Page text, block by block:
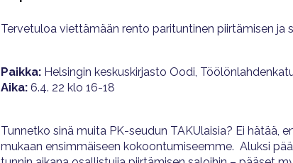
Tervetuloa viettämään rento parituntinen piirtämisen ja
Paikka: Helsingin keskuskirjasto Oodi,
Aika: 6.4. 22 klo 16-18
Tunnetko sinä muita PK-seudun TAKUlaisia? Ei hätää,
mukaan ensimmäiseen kokoontumiseemme. Aluksi